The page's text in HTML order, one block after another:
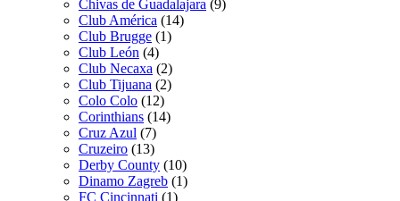
Chivas de Guadalajara (9)
Club América (14)
Club Brugge (1)
Club León (4)
Club Necaxa (2)
Club Tijuana (2)
Colo Colo (12)
Corinthians (14)
Cruz Azul (7)
Cruzeiro (13)
Derby County (10)
Dinamo Zagreb (1)
FC Cincinnati (1)